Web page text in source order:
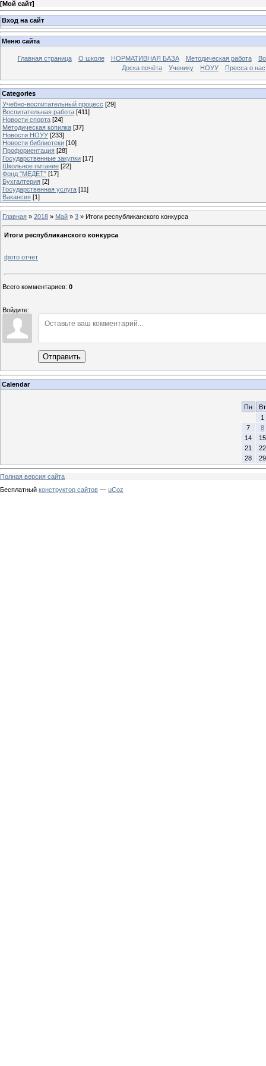
[Мой сайт]
Вход на сайт
Меню сайта
Главная страница О школе НОРМАТИВНАЯ БАЗА Методическая работа
Доска почёта
Ученику НОУУ Пресса о нас
Categories
Учебно-воспитательный процесс [29]
Воспитательная работа [411]
Новости спорта [24]
Методическая копилка [37]
Новости НОУУ [233]
Новости библиотеки [10]
Профориентация [28]
Государственные закупки [17]
Школьное питание [22]
Фонд "МЕДЕТ" [17]
Бухгалтерия [2]
Государственная услуга [11]
Вакансия [1]
Главная » 2018 » Май » 3 » Итоги республиканского конкурса
Итоги республиканского конкурса
фото отчет
Всего комментариев: 0
Войдите:
Отправить
Calendar
Пн
Вт
1
7
8
14
15
21
22
28
29
Полная версия сайта
Бесплатный конструктор сайтов — uCoz